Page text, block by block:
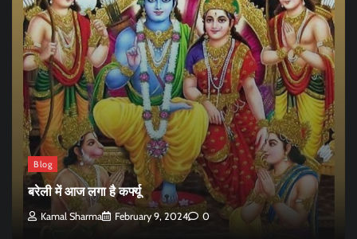
Blog
बरेली में आज लगा है कर्फ्यू
Kamal Sharma February 9, 2024 0